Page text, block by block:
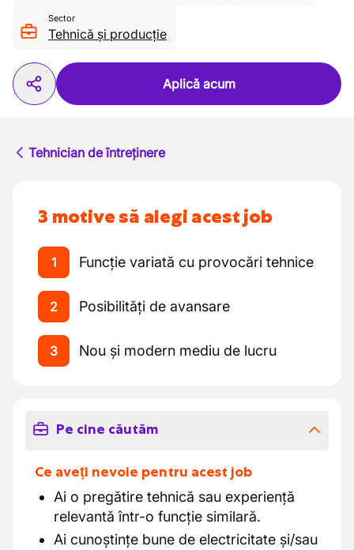
Sector
Tehnică și producție
Aplică acum
Tehnician de întreținere
3 motive să alegi acest job
1 Funcție variată cu provocări tehnice
2 Posibilități de avansare
3 Nou și modern mediu de lucru
Pe cine căutăm
Ce aveți nevoie pentru acest job
Ai o pregătire tehnică sau experiență
relevantă într-o funcție similară.
Ai cunoștințe bune de electricitate și/sau